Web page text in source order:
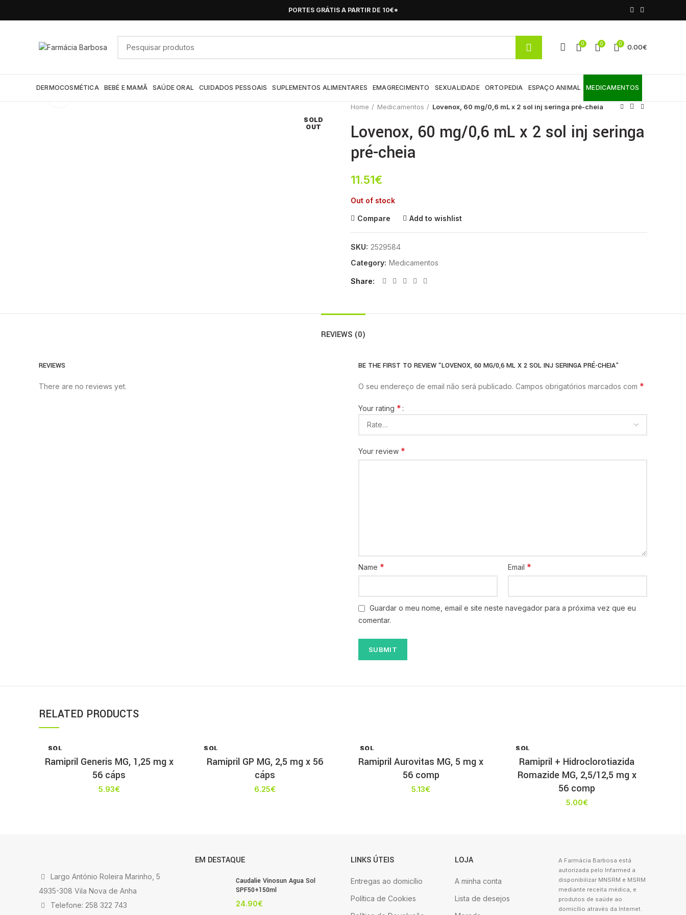
PORTES GRÁTIS A PARTIR DE 10€*
0 0 0 0.00€
DERMOCOSMÉTICA BEBÉ E MAMÃ SAÚDE ORAL CUIDADOS PESSOAIS SUPLEMENTOS ALIMENTARES EMAGRECIMENTO SEXUALIDADE ORTOPEDIA ESPAÇO ANIMAL MEDICAMENTOS
SOLD
OUT
Home
Medicamentos Lovenox, 60 mg/0,6 mL x 2 sol inj seringa pré-cheia
Lovenox, 60 mg/0,6 mL x 2 sol inj seringa
pré-cheia
11.51€
Out of stock
Compare Add to wishlist
SKU: 2529584
Category: Medicamentos
Share
REVIEWS (0)
REVIEWS
There are no reviews yet.
BE THE FIRST TO REVIEW “LOVENOX, 60 MG/0,6 ML X 2 SOL INJ SERINGA PRÉ-CHEIA”
O seu endereço de email não será publicado. Campos obrigatórios marcados com *
Your rating *
Your review *
Name * Email *
Guardar o meu nome, email e site neste navegador para a próxima vez que eu
comentar.
RELATED PRODUCTS
SOL
T
Ramipril Generis MG, 1,25 mg x
56 cáps
5.93€
SOL
T
Ramipril GP MG, 2,5 mg x 56
cáps
6.25€
SOL
T
Ramipril Aurovitas MG, 5 mg x
56 comp
5.13€
SOL
T
Ramipril + Hidroclorotiazida
Romazide MG, 2,5/12,5 mg x
56 comp
5.00€
Largo António Roleira Marinho, 5
4935-308 Vila Nova de Anha
Telefone: 258 322 743
EM DESTAQUE
Caudalie Vinosun Agua Sol
SPF50+150ml
24.90€
LINKS ÚTEIS
Entregas ao domicílio
Política de Cookies
LOJA
A minha conta
Lista de desejos
A Farmácia Barbosa está
autorizada pelo Infarmed a
disponibilizar MNSRM e MSRM
mediante receita médica, e
produtos de saúde ao
domicílio através da Internet.